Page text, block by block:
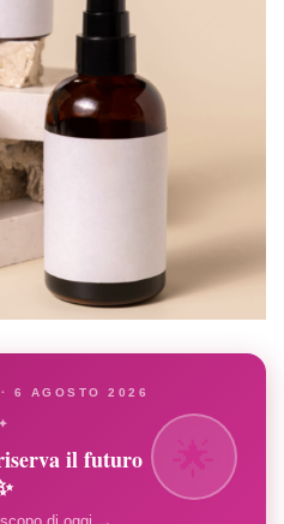
6 AGOSTO 2026
✦
il futuro